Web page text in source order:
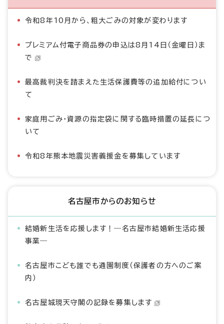
令和8年10月から、粗大ごみの対象が変わります
プレミアム付電子商品券の申込は8月14日（金曜日）ま
で
最高裁判決を踏まえた生活保護費等の追加給付につい
て
家庭用ごみ・資源の指定袋に関する臨時措置の延長につ
いて
令和8年熊本地震災害義援金を募集しています
名古屋市からのお知らせ
結婚新生活を応援します！―名古屋市結婚新生活応援
事業―
名古屋市こども誰でも通園制度（保護者の方へのご案
内）
名古屋城現天守閣の記録を募集します